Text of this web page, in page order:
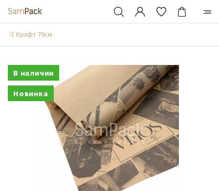
Крафт 70см
В наличии
Новинка